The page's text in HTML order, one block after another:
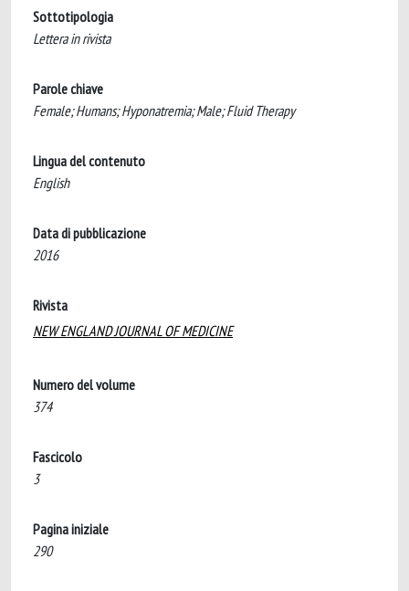
Sottotipologia
Lettera in rivista
Parole chiave
Female; Humans; Hyponatremia; Male; Fluid Therapy
Lingua del contenuto
English
Data di pubblicazione
2016
Rivista
NEW ENGLAND JOURNAL OF MEDICINE
Numero del volume
374
Fascicolo
3
Pagina iniziale
290